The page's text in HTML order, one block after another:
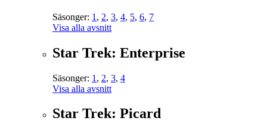
Säsonger: 1 , 2, 3, 4, 5, 6, 7
Visa alla avsnitt
Star Trek: Enterprise
Säsonger: 1 , 2, 3, 4
Visa alla avsnitt
Star Trek: Picard